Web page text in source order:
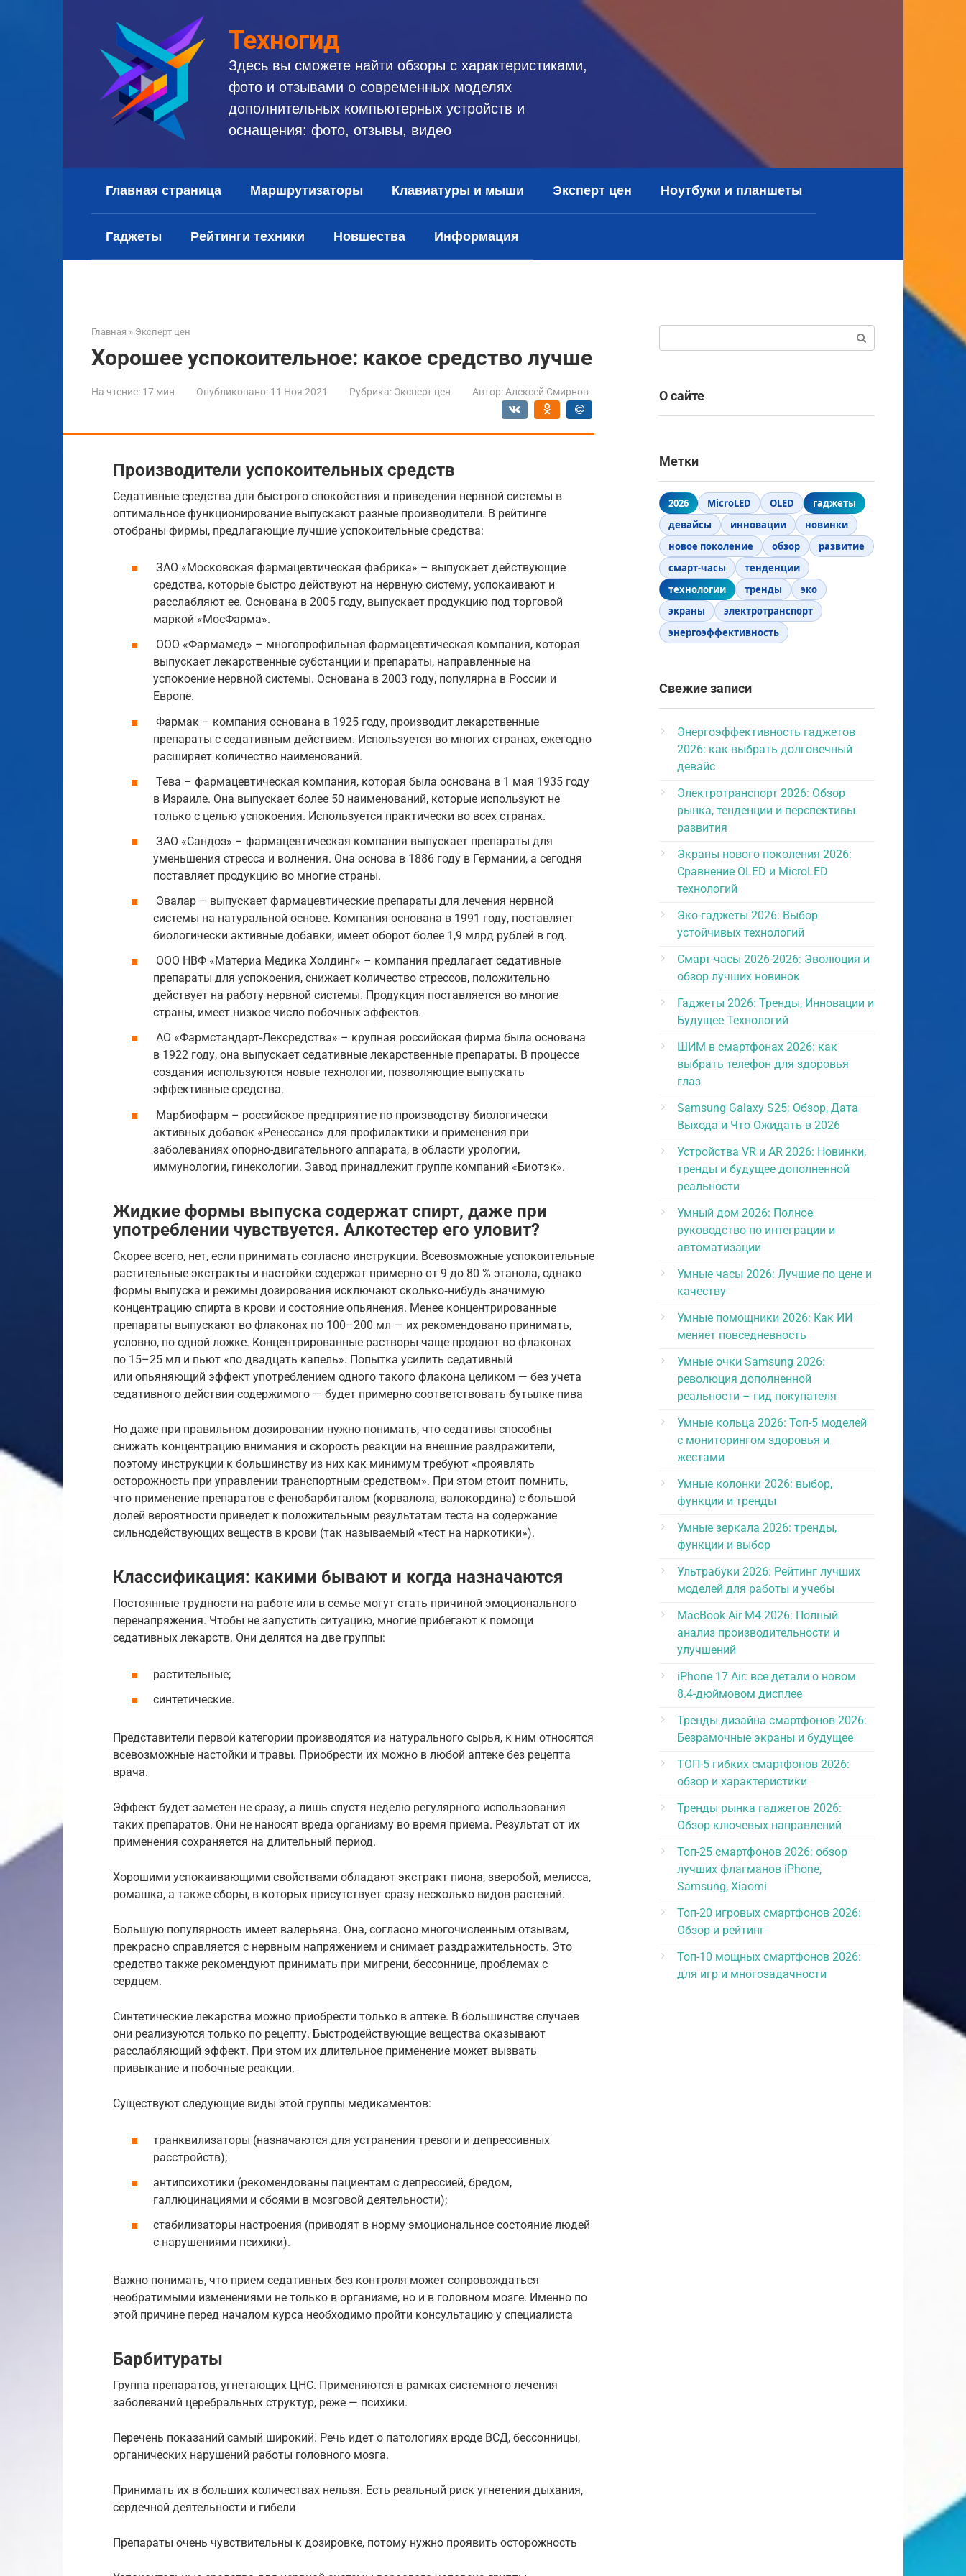
Техногид
Здесь вы сможете найти обзоры с характеристиками,
фото и отзывами о современных моделях
дополнительных компьютерных устройств и
оснащения: фото, отзывы, видео
Главная страница Маршрутизаторы Клавиатуры и мыши Эксперт цен Ноутбуки и планшеты
Гаджеты Рейтинги техники Новшества Информация
Главная » Эксперт цен
Хорошее успокоительное: какое средство лучше
На чтение: 17 мин Опубликовано: 11 Ноя 2021 Рубрика: Эксперт цен Автор: Алексей Смирнов
Производители успокоительных средств
Седативные средства для быстрого спокойствия и приведения нервной системы в
оптимальное функционирование выпускают разные производители. В рейтинге
отобраны фирмы, предлагающие лучшие успокоительные средства:
ЗАО «Московская фармацевтическая фабрика» – выпускает действующие
средства, которые быстро действуют на нервную систему, успокаивают и
расслабляют ее. Основана в 2005 году, выпускает продукцию под торговой
маркой «МосФарма».
ООО «Фармамед» – многопрофильная фармацевтическая компания, которая
выпускает лекарственные субстанции и препараты, направленные на
успокоение нервной системы. Основана в 2003 году, популярна в России и
Европе.
Фармак – компания основана в 1925 году, производит лекарственные
препараты с седативным действием. Используется во многих странах, ежегодно
расширяет количество наименований.
Тева – фармацевтическая компания, которая была основана в 1 мая 1935 году
в Израиле. Она выпускает более 50 наименований, которые используют не
только с целью успокоения. Используется практически во всех странах.
ЗАО «Сандоз» – фармацевтическая компания выпускает препараты для
уменьшения стресса и волнения. Она основа в 1886 году в Германии, а сегодня
поставляет продукцию во многие страны.
Эвалар – выпускает фармацевтические препараты для лечения нервной
системы на натуральной основе. Компания основана в 1991 году, поставляет
биологически активные добавки, имеет оборот более 1,9 млрд рублей в год.
ООО НВФ «Материа Медика Холдинг» – компания предлагает седативные
препараты для успокоения, снижает количество стрессов, положительно
действует на работу нервной системы. Продукция поставляется во многие
страны, имеет низкое число побочных эффектов.
АО «Фармстандарт-Лексредства» – крупная российская фирма была основана
в 1922 году, она выпускает седативные лекарственные препараты. В процессе
создания используются новые технологии, позволяющие выпускать
эффективные средства.
Марбиофарм – российское предприятие по производству биологически
активных добавок «Ренессанс» для профилактики и применения при
заболеваниях опорно-двигательного аппарата, в области урологии,
иммунологии, гинекологии. Завод принадлежит группе компаний «Биотэк».
Жидкие формы выпуска содержат спирт, даже при
употреблении чувствуется. Алкотестер его уловит?
Скорее всего, нет, если принимать согласно инструкции. Всевозможные успокоительные
растительные экстракты и настойки содержат примерно от 9 до 80 % этанола, однако
формы выпуска и режимы дозирования исключают сколько‑нибудь значимую
концентрацию спирта в крови и состояние опьянения. Менее концентрированные
препараты выпускают во флаконах по 100–200 мл — их рекомендовано принимать,
условно, по одной ложке. Концентрированные растворы чаще продают во флаконах
по 15–25 мл и пьют «по двадцать капель». Попытка усилить седативный
или опьяняющий эффект употреблением одного такого флакона целиком — без учета
седативного действия содержимого — будет примерно соответствовать бутылке пива
Но даже при правильном дозировании нужно понимать, что седативы способны
снижать концентрацию внимания и скорость реакции на внешние раздражители,
поэтому инструкции к большинству из них как минимум требуют «проявлять
осторожность при управлении транспортным средством». При этом стоит помнить,
что применение препаратов с фенобарбиталом (корвалола, валокордина) с большой
долей вероятности приведет к положительным результатам теста на содержание
сильнодействующих веществ в крови (так называемый «тест на наркотики»).
Классификация: какими бывают и когда назначаются
Постоянные трудности на работе или в семье могут стать причиной эмоционального
перенапряжения. Чтобы не запустить ситуацию, многие прибегают к помощи
седативных лекарств. Они делятся на две группы:
растительные;
синтетические.
Представители первой категории производятся из натурального сырья, к ним относятся
всевозможные настойки и травы. Приобрести их можно в любой аптеке без рецепта
врача.
Эффект будет заметен не сразу, а лишь спустя неделю регулярного использования
таких препаратов. Они не наносят вреда организму во время приема. Результат от их
применения сохраняется на длительный период.
Хорошими успокаивающими свойствами обладают экстракт пиона, зверобой, мелисса,
ромашка, а также сборы, в которых присутствует сразу несколько видов растений.
Большую популярность имеет валерьяна. Она, согласно многочисленным отзывам,
прекрасно справляется с нервным напряжением и снимает раздражительность. Это
средство также рекомендуют принимать при мигрени, бессоннице, проблемах с
сердцем.
Синтетические лекарства можно приобрести только в аптеке. В большинстве случаев
они реализуются только по рецепту. Быстродействующие вещества оказывают
расслабляющий эффект. При этом их длительное применение может вызвать
привыкание и побочные реакции.
Существуют следующие виды этой группы медикаментов:
транквилизаторы (назначаются для устранения тревоги и депрессивных
расстройств);
антипсихотики (рекомендованы пациентам с депрессией, бредом,
галлюцинациями и сбоями в мозговой деятельности);
стабилизаторы настроения (приводят в норму эмоциональное состояние людей
с нарушениями психики).
Важно понимать, что прием седативных без контроля может сопровождаться
необратимыми изменениями не только в организме, но и в головном мозге. Именно по
этой причине перед началом курса необходимо пройти консультацию у специалиста
Барбитураты
Группа препаратов, угнетающих ЦНС. Применяются в рамках системного лечения
заболеваний церебральных структур, реже — психики.
Перечень показаний самый широкий. Речь идет о патологиях вроде ВСД, бессонницы,
органических нарушений работы головного мозга.
Принимать их в больших количествах нельзя. Есть реальный риск угнетения дыхания,
сердечной деятельности и гибели
Препараты очень чувствительны к дозировке, потому нужно проявить осторожность
О сайте
Метки
2026 MicroLED OLED
гаджеты
девайсы
инновации
новинки
новое поколение
обзор
развитие
смарт-часы
тенденции
технологии
тренды
эко
экраны
электротранспорт
энергоэффективность
Свежие записи
Энергоэффективность гаджетов
2026: как выбрать долговечный
девайс
Электротранспорт 2026: Обзор
рынка, тенденции и перспективы
развития
Экраны нового поколения 2026:
Сравнение OLED и MicroLED
технологий
Эко-гаджеты 2026: Выбор
устойчивых технологий
Смарт-часы 2026-2026: Эволюция и
обзор лучших новинок
Гаджеты 2026: Тренды, Инновации и
Будущее Технологий
ШИМ в смартфонах 2026: как
выбрать телефон для здоровья
глаз
Samsung Galaxy S25: Обзор, Дата
Выхода и Что Ожидать в 2026
Устройства VR и AR 2026: Новинки,
тренды и будущее дополненной
реальности
Умный дом 2026: Полное
руководство по интеграции и
автоматизации
Умные часы 2026: Лучшие по цене и
качеству
Умные помощники 2026: Как ИИ
меняет повседневность
Умные очки Samsung 2026:
революция дополненной
реальности – гид покупателя
Умные кольца 2026: Топ-5 моделей
с мониторингом здоровья и
жестами
Умные колонки 2026: выбор,
функции и тренды
Умные зеркала 2026: тренды,
функции и выбор
Ультрабуки 2026: Рейтинг лучших
моделей для работы и учебы
MacBook Air M4 2026: Полный
анализ производительности и
улучшений
iPhone 17 Air: все детали о новом
8.4-дюймовом дисплее
Тренды дизайна смартфонов 2026:
Безрамочные экраны и будущее
ТОП-5 гибких смартфонов 2026:
обзор и характеристики
Тренды рынка гаджетов 2026:
Обзор ключевых направлений
Топ-25 смартфонов 2026: обзор
лучших флагманов iPhone,
Samsung, Xiaomi
Топ-20 игровых смартфонов 2026:
Обзор и рейтинг
Топ-10 мощных смартфонов 2026:
для игр и многозадачности